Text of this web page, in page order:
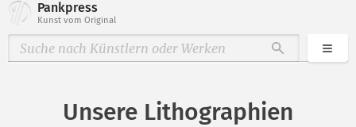
Pankpress
Kunst vom Original
Unsere Lithographien